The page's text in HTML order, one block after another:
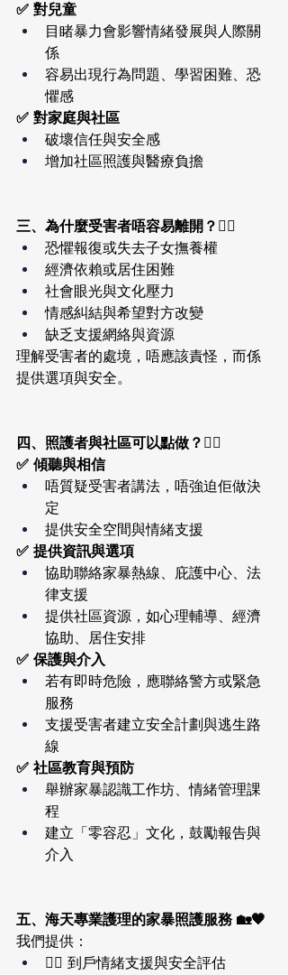
✅ 對兒童
目睹暴力會影響情緒發展與人際關
係
容易出現行為問題、學習困難、恐
懼感
✅ 對家庭與社區
破壞信任與安全感
增加社區照護與醫療負擔
三、為什麼受害者唔容易離開？🧍‍♀️
恐懼報復或失去子女撫養權
經濟依賴或居住困難
社會眼光與文化壓力
情感糾結與希望對方改變
缺乏支援網絡與資源
理解受害者的處境，唔應該責怪，而係
提供選項與安全。
四、照護者與社區可以點做？🧑‍⚕️
✅ 傾聽與相信
唔質疑受害者講法，唔強迫佢做決
定
提供安全空間與情緒支援
✅ 提供資訊與選項
協助聯絡家暴熱線、庇護中心、法
律支援
提供社區資源，如心理輔導、經濟
協助、居住安排
✅ 保護與介入
若有即時危險，應聯絡警方或緊急
服務
支援受害者建立安全計劃與逃生路
線
✅ 社區教育與預防
舉辦家暴認識工作坊、情緒管理課
程
建立「零容忍」文化，鼓勵報告與
介入
五、海天專業護理的家暴照護服務 🏡🧡
我們提供：
🧑‍⚕️ 到戶情緒支援與安全評估